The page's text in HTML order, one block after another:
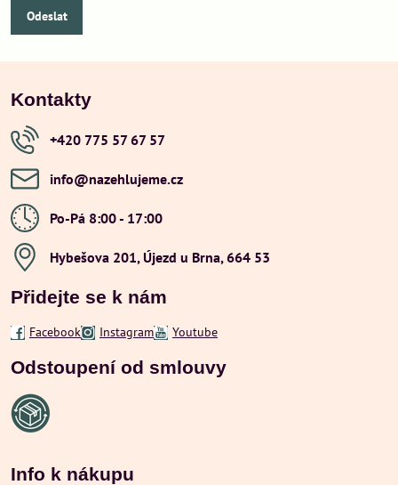
Odeslat
Kontakty
+420 775 57 67 57
info​@nazehlujeme​.cz
Po-Pá 8:00 - 17:00
Hybešova 201, Újezd u Brna, 664 53
Přidejte se k nám
Facebook Instagram Youtube
Odstoupení od smlouvy
Info k nákupu